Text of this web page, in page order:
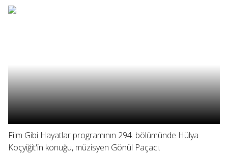
Film Gibi Hayatlar programının 294. bölümünde Hülya
Koçyiğit'in konuğu, müzisyen Gönül Paçacı.